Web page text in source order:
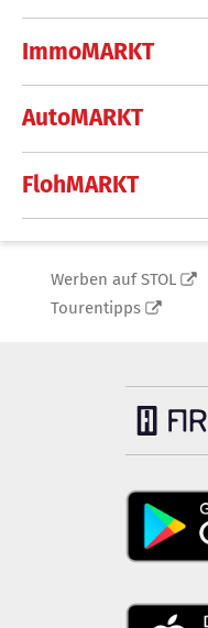
ImmoMARKT
AutoMARKT
FlohMARKT
Werben auf STOL
Tourentipps